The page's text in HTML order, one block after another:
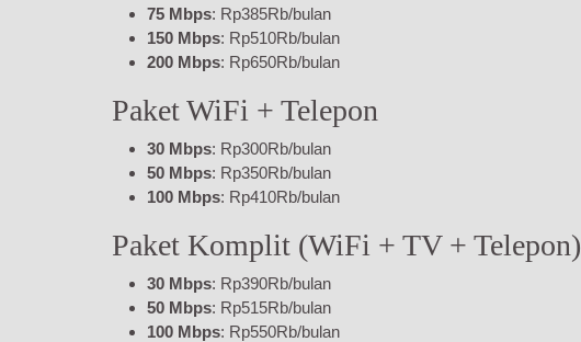
75 Mbps: Rp385Rb/bulan
150 Mbps: Rp510Rb/bulan
200 Mbps: Rp650Rb/bulan
Paket WiFi + Telepon
30 Mbps: Rp300Rb/bulan
50 Mbps: Rp350Rb/bulan
100 Mbps: Rp410Rb/bulan
Paket Komplit (WiFi + TV + Telepon)
30 Mbps: Rp390Rb/bulan
50 Mbps: Rp515Rb/bulan
100 Mbps: Rp550Rb/bulan